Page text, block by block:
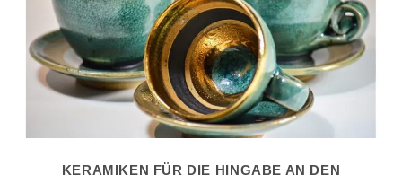
KERAMIKEN FÜR DIE HINGABE AN DEN